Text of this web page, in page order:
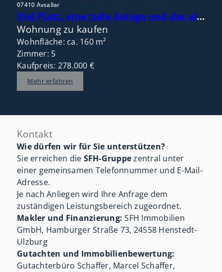
07410 Avsallar
Viel Platz, eine tolle Anlage und das alles zentral im Ort und nah am Meer!
Wohnung zu kaufen
Wohnfläche: ca. 160 m²
Zimmer: 5
Kaufpreis: 278.000 €
Mehr erfahren
Kontakt
Wie dürfen wir für Sie unterstützen?
Sie erreichen die SFH-Gruppezentral unter
einer gemeinsamen Telefonnummer und E-Mail-
Adresse.
Je nach Anliegen wird Ihre Anfrage dem
zuständigen Leistungsbereich zugeordnet.
Makler und Finanzierung: SFH Immobilien
GmbH, Hamburger Straße 73, 24558 Henstedt-
Ulzburg
Gutachten und Immobilienbewertung:
Gutachterbüro Schaffer, Marcel Schaffer,